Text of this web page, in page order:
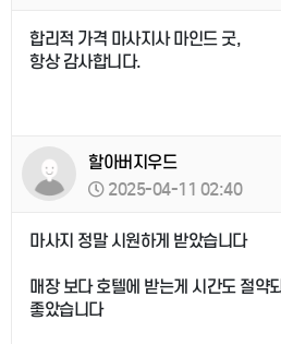
합리적 가격 마사지사 마인드 굿,
항상 감사합니다.
할아버지우드
2025-04-11 02:40
마사지 정말 시원하게 받았습니다
매장 보다 호텔에 받는게 시간도 절약
좋았습니다